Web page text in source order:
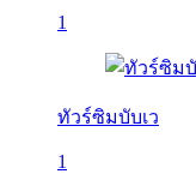
1
ทัวร์ซิมบับเว
1